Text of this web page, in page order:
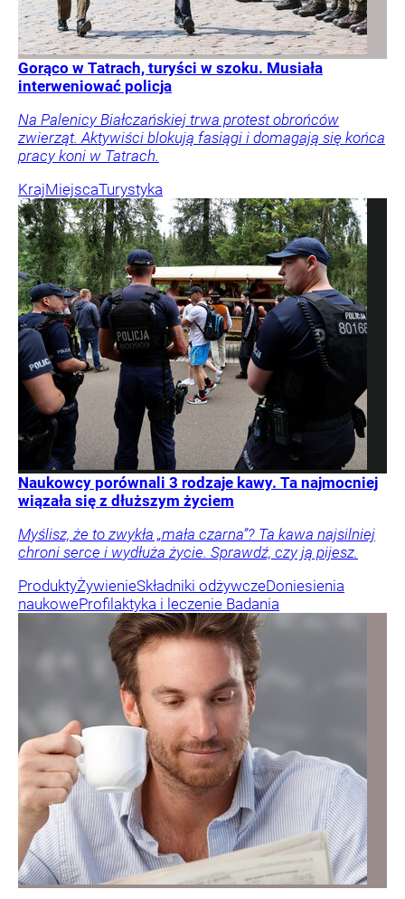
Gorąco w Tatrach, turyści w szoku. Musiała
interweniować policja
Na Palenicy Białczańskiej trwa protest obrońców
zwierząt. Aktywiści blokują fasiągi i domagają się końca
pracy koni w Tatrach.
KrajMiejscaTurystyka
Naukowcy porównali 3 rodzaje kawy. Ta najmocniej
wiązała się z dłuższym życiem
Myślisz, że to zwykła „mała czarna”? Ta kawa najsilniej
chroni serce i wydłuża życie. Sprawdź, czy ją pijesz.
ProduktyŻywienieSkładniki odżywczeDoniesienia
naukoweProfilaktyka i leczenie Badania